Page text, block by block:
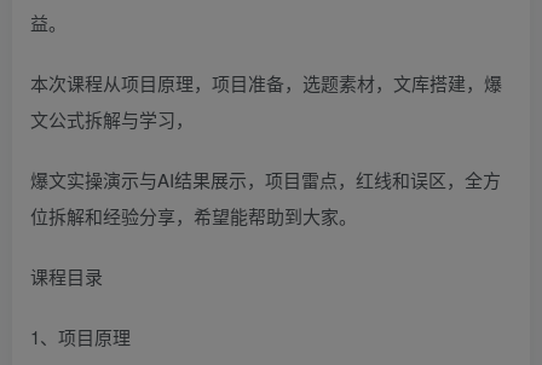
益。
本次课程从项目原理，项目准备，选题素材，文库搭建，爆
文公式拆解与学习，
爆文实操演示与AI结果展示，项目雷点，红线和误区，全方
位拆解和经验分享，希望能帮助到大家。
课程目录
1、项目原理